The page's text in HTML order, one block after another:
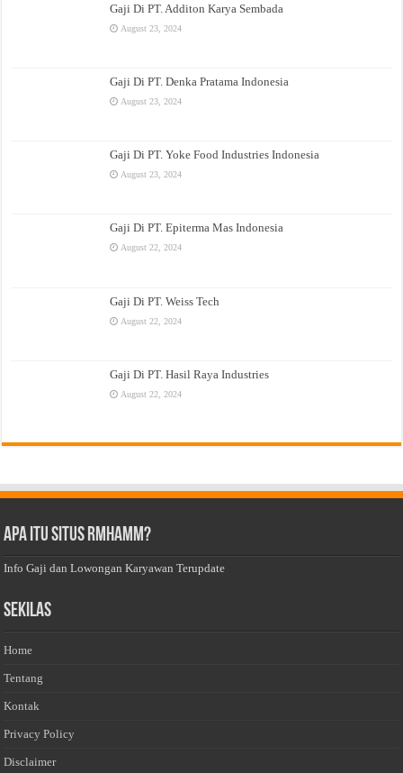
Gaji Di PT. Additon Karya Sembada
August 23, 2024
Gaji Di PT. Denka Pratama Indonesia
August 23, 2024
Gaji Di PT. Yoke Food Industries Indonesia
August 23, 2024
Gaji Di PT. Epiterma Mas Indonesia
August 22, 2024
Gaji Di PT. Weiss Tech
August 22, 2024
Gaji Di PT. Hasil Raya Industries
August 22, 2024
Apa Itu Situs Rmhamm?
Info Gaji dan Lowongan Karyawan Terupdate
Sekilas
Home
Tentang
Kontak
Privacy Policy
Disclaimer